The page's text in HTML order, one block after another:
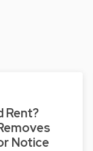
Rent?
Notice